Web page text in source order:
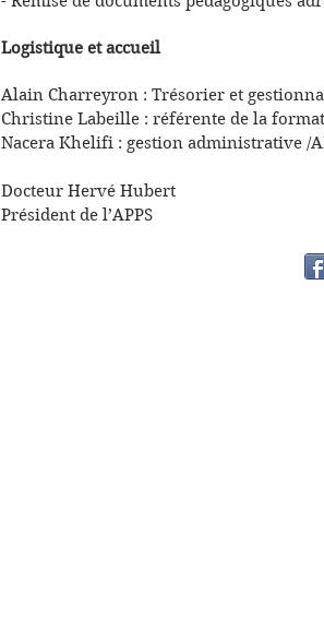
Logistique et accueil
Alain Charreyron : Trésorier et
Christine Labeille : référente de la
Nacera Khelifi : gestion administrative /
Docteur Hervé Hubert
Président de l’APPS